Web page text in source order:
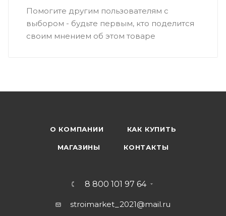
Помогите другим пользователям с
выбором - будьте первым, кто поделится
своим мнением об этом товаре
О КОМПАНИИ КАК КУПИТЬ
МАГАЗИНЫ КОНТАКТЫ
8 800 101 97 64
stroimarket_2021@mail.ru